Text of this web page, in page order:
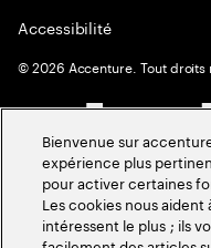
Accessibilité
©2026 Accenture. Tout droits
Bienvenue sur
expérience plus
pour activer certaines
Les cookies nous aident
intéressent le plus ; ils